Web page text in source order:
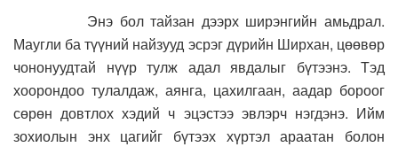
Энэ бол тайзан дээрх ширэнгийн амьдрал.
Маугли ба түүний найзууд эсрэг дүрийн Ширхан, цөөвөр
чононуудтай нүүр тулж адал явдалыг бүтээнэ. Тэд
хоорондоо тулалдаж, аянга, цахилгаан, аадар бороог
сөрөн довтлох хэдий ч эцэстээ эвлэрч нэгдэнэ. Ийм
зохиолын энх цагийг бүтээх хүртэл араатан болон